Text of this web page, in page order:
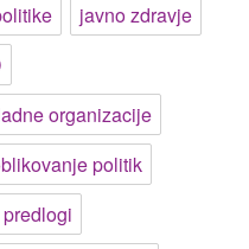
javno zdravje
organizacije
politik
predlogi